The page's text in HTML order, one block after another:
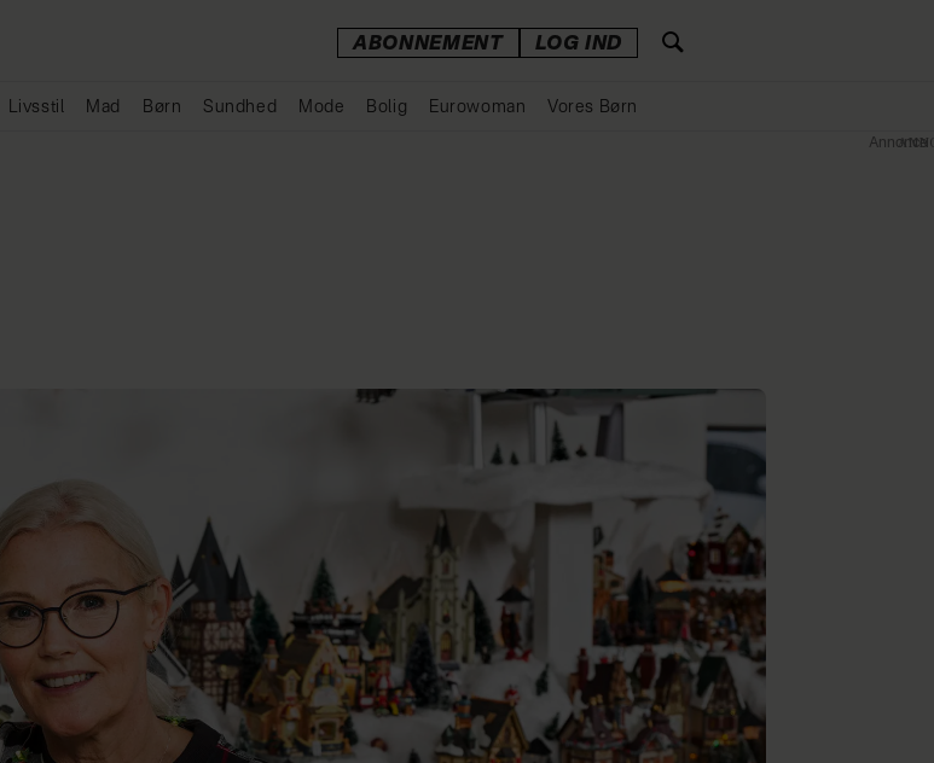
ABONNEMENT LOG IND
Livsstil Mad Børn Sundhed Mode Bolig Eurowoman Vores Børn
Annonce